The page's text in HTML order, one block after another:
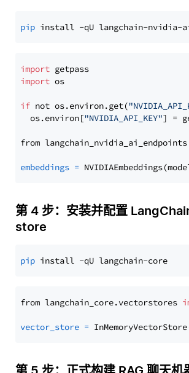
pip
import
import os
if not os.environ.get(
  os.environ[
"NVIDIA_API_KEY"] =
from langchain_nvidia_ai_endpoints
embeddings =
第 4 步：安装并配置
store
pip
from langchain_core.vectorstores
vector_store =